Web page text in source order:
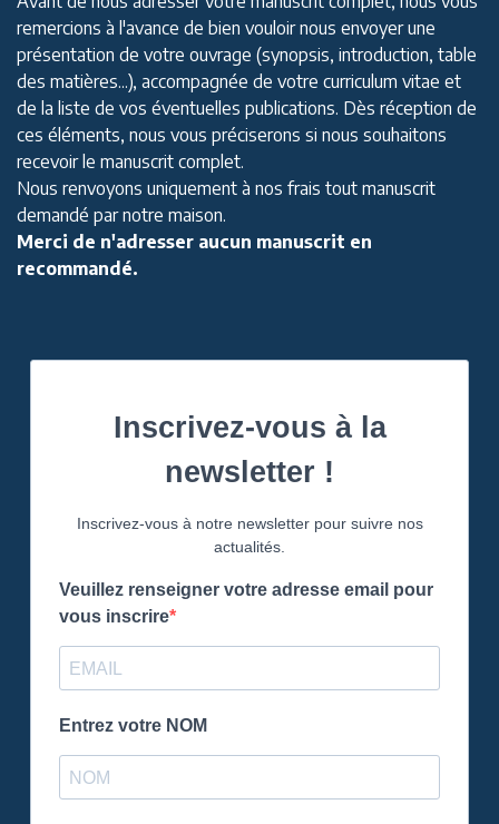
remercions à l'avance de bien vouloir nous envoyer une
présentation de votre ouvrage (synopsis, introduction, table
des matières...), accompagnée de votre curriculum vitae et
de la liste de vos éventuelles publications. Dès réception de
ces éléments, nous vous préciserons si nous souhaitons
recevoir le manuscrit complet.
Nous renvoyons uniquement à nos frais tout manuscrit
demandé par notre maison.
Merci de n'adresser aucun manuscrit en
recommandé.
Inscrivez-vous à la
newsletter !
Inscrivez-vous à notre newsletter pour suivre nos
actualités.
Veuillez renseigner votre adresse email pour
vous inscrire
Entrez votre NOM